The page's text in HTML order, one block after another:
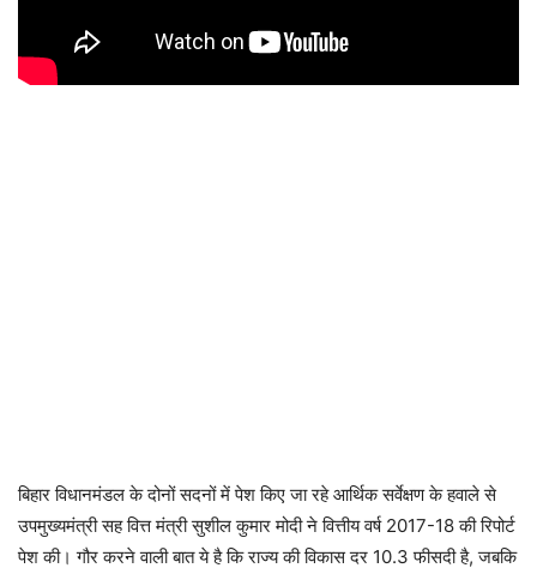
बिहार विधानमंडल के दोनों सदनों में पेश किए जा रहे आर्थिक सर्वेक्षण के हवाले से
उपमुख्यमंत्री सह वित्त मंत्री सुशील कुमार मोदी ने वित्तीय वर्ष 2017-18 की रिपोर्ट
पेश की। गौर करने वाली बात ये है कि राज्य की विकास दर 10.3 फीसदी है, जबकि